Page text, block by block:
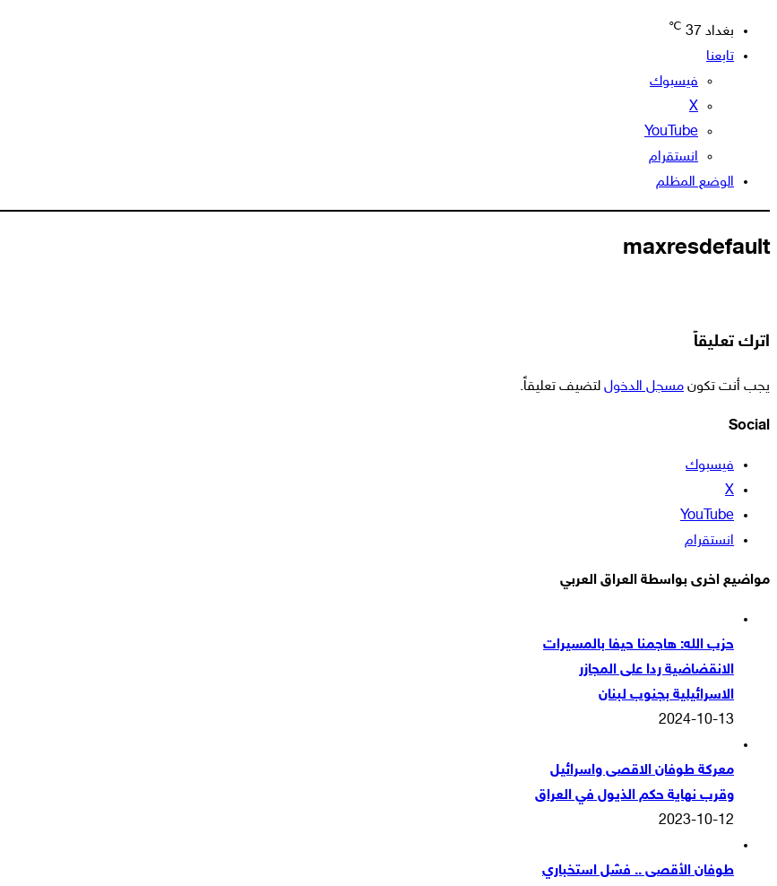
بغداد 37
℃
تابعنا
فيسبوك
‫X
‫YouTube
انستقرام
الوضع المظلم
maxresdefault
اترك تعليقاً
يجب أنت تكون مسجل الدخول لتضيف تعليقاً.
Social
فيسبوك
‫X
‫YouTube
انستقرام
مواضيع اخرى بواسطة العراق العربي
حزب الله: هاجمنا حيفا بالمسيرات
الانقضاضية ردا على المجازر
الاسرائيلية بجنوب لبنان
2024-10-13
معركة طوفان الاقصى واسرائيل
وقرب نهاية حكم الذيول في العراق
2023-10-12
طوفان الأقصى .. فشل استخباري